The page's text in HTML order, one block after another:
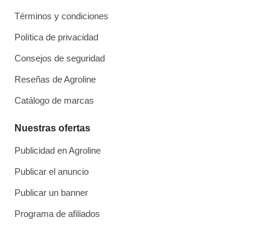
Términos y condiciones
Política de privacidad
Consejos de seguridad
Reseñas de Agroline
Catálogo de marcas
Nuestras ofertas
Publicidad en Agroline
Publicar el anuncio
Publicar un banner
Programa de afiliados